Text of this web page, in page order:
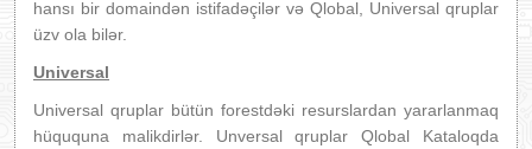
hansı bir domaindən istifadəçilər və Qlobal, Universal qruplar
üzv ola bilər.
Universal
Universal qruplar bütün forestdəki resurslardan yararlanmaq
hüququna malikdirlər. Unversal qruplar Qlobal Kataloqda